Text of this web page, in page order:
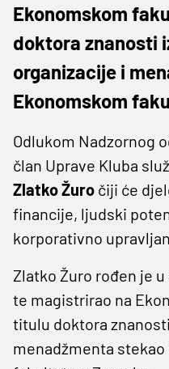
Ekonomskom
doktora znanosti
organizacije i
Ekonomskom
Odlukom Nadzornog
član Uprave Kluba
Zlatko Žuro čiji će
financije, ljudski
korporativno
Zlatko Žuro rođen je
te magistrirao na
titulu doktora
menadžmenta